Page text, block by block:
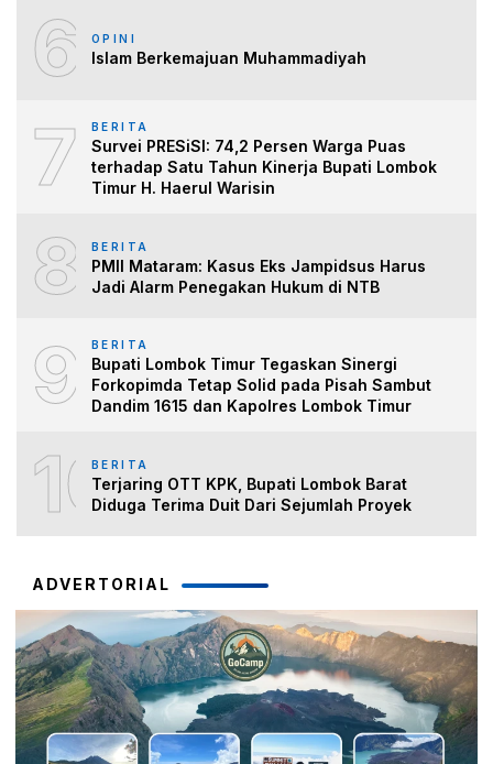
6 OPINI
Islam Berkemajuan Muhammadiyah
7 BERITA
Survei PRESiSI: 74,2 Persen Warga Puas
terhadap Satu Tahun Kinerja Bupati Lombok
Timur H. Haerul Warisin
8 BERITA
PMII Mataram: Kasus Eks Jampidsus Harus
Jadi Alarm Penegakan Hukum di NTB
9 BERITA
Bupati Lombok Timur Tegaskan Sinergi
Forkopimda Tetap Solid pada Pisah Sambut
Dandim 1615 dan Kapolres Lombok Timur
10BERITA
Terjaring OTT KPK, Bupati Lombok Barat
Diduga Terima Duit Dari Sejumlah Proyek
ADVERTORIAL